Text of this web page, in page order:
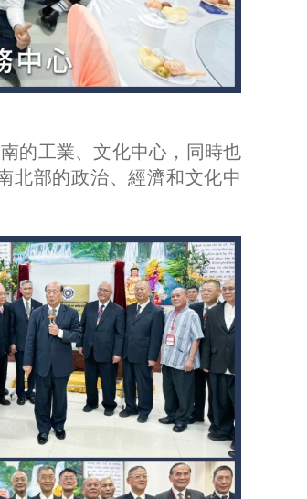
的工業、文化中心，同時也
北部的政治、經濟和文化中